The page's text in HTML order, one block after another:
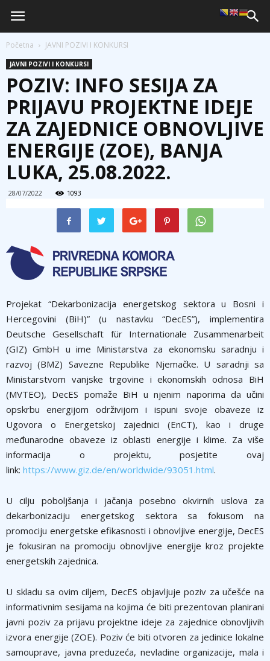
Početna JAVNI POZIVI I KONKURSI
JAVNI POZIVI I KONKURSI
POZIV: INFO SESIJA ZA
PRIJAVU PROJEKTNE IDEJE
ZA ZAJEDNICE OBNOVLJIVE
ENERGIJE (ZOE), BANJA
LUKA, 25.08.2022.
28/07/2022 1093
Projekat “Dekarbonizacija energetskog sektora u Bosni i
Hercegovini (BiH)” (u nastavku “DecES”), implementira
Deutsche Gesellschaft für Internationale Zusammenarbeit
(GIZ) GmbH u ime Ministarstva za ekonomsku saradnju i
razvoj (BMZ) Savezne Republike Njemačke. U saradnji sa
Ministarstvom vanjske trgovine i ekonomskih odnosa BiH
(MVTEO), DecES pomaže BiH u njenim naporima da učini
opskrbu energijom održivijom i ispuni svoje obaveze iz
Ugovora o Energetskoj zajednici (EnCT), kao i druge
međunarodne obaveze iz oblasti energije i klime. Za više
informacija o projektu, posjetite ovaj
link: https://www.giz.de/en/worldwide/93051.html.
U cilju poboljšanja i jačanja posebno okvirnih uslova za
dekarbonizaciju energetskog sektora sa fokusom na
promociju energetske efikasnosti i obnovljive energije, DecES
je fokusiran na promociju obnovljive energije kroz projekte
energetskih zajednica.
U skladu sa ovim ciljem, DecES objavljuje poziv za učešće na
informativnim sesijama na kojima će biti prezentovan planirani
javni poziv za prijavu projektne ideje za zajednice obnovljivih
izvora energije (ZOE). Poziv će biti otvoren za jedinice lokalne
samouprave, javna preduzeća, nevladine organizacije, mala i